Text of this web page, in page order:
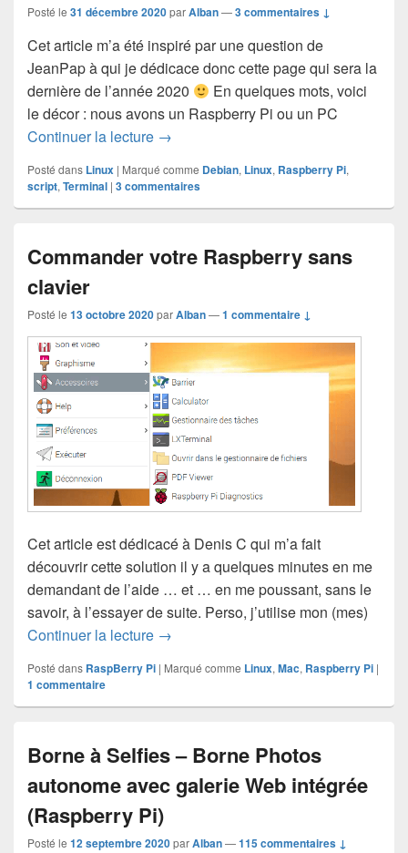
Posté le 31 décembre 2020parAlban—3 commentaires ↓
Cet article m’a été inspiré par une question de
JeanPap à qui je dédicace donc cette page qui sera la
dernière de l’année 2020
En quelques mots, voici
le décor : nous avons un Raspberry Pi ou un PC
Continuer la lecture Surveiller un service et le relancer
→
Posté dans Linux | Marqué comme Debian, Linux, Raspberry Pi,
script,Terminal | 3commentaires
Commander votre Raspberry sans
clavier
Posté le 13 octobre 2020parAlban—1 commentaire ↓
Cet article est dédicacé à Denis C qui m’a fait
découvrir cette solution il y a quelques minutes en me
demandant de l’aide … et … en me poussant, sans le
savoir, à l’essayer de suite. Perso, j’utilise mon (mes)
Continuer la lecture Commander votre Raspberry sans
→
Posté dans RaspBerry Pi | Marqué comme Linux,Mac, Raspberry Pi |
1 commentaire
Borne à Selfies – Borne Photos
autonome avec galerie Web intégrée
(Raspberry Pi)
Posté le 12 septembre 2020parAlban—115 commentaires ↓